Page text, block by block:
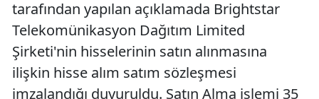
tarafından yapılan açıklamada Brightstar
Telekomünikasyon Dağıtım Limited
Şirketi'nin hisselerinin satın alınmasına
ilişkin hisse alım satım sözleşmesi
imzalandığı duyuruldu. Satın Alma işlemi 35